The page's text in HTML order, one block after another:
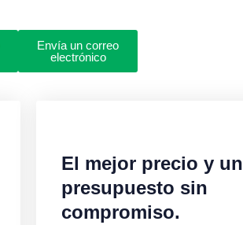
Envía un correo
electrónico
El mejor precio y un
presupuesto sin
compromiso.